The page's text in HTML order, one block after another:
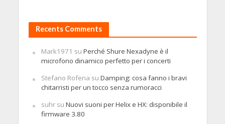
Recents Comments
Mark1971 su Perché Shure Nexadyne è il
microfono dinamico perfetto per i concerti
Stefano Rofena su Damping: cosa fanno i bravi
chitarristi per un tocco senza rumoracci
suhrsu Nuovi suoni per Helix e HX: disponibile il
firmware 3.80